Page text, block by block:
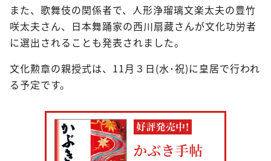
また、歌舞伎の関係者で、人形浄瑠璃文楽太夫の豊竹
咲太夫さん、日本舞踊家の西川扇藏さんが文化功労者
に選出されることも発表されました。
文化勲章の親授式は、11月３日(水･祝)に皇居で行われ
る予定です。